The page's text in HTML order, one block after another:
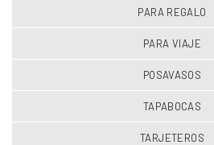
PARA REGALO
PARA VIAJE
POSAVASOS
TAPABOCAS
TARJETEROS